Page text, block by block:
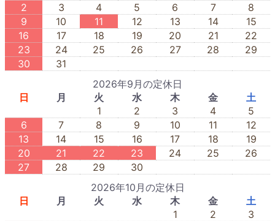
2
3 4 5 6 7
8
9
10 11 12 13 14
15
16
17 18 19 20 21
22
23
24 25 26 27 28
29
30
31
2026年9月の定休日
日
月 火 水 木 金
土
1
2 3 4
5
6
7 8 9 10 11
12
13
14 15 16 17 18
19
20
21 22 23 24 25
26
27
28 29
30
2026年10月の定休日
日
月 火 水 木 金
土
1
2
3